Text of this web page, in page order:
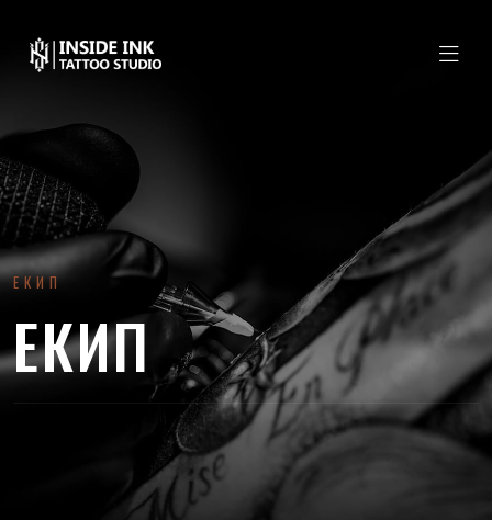
ЕКИП
ЕКИП